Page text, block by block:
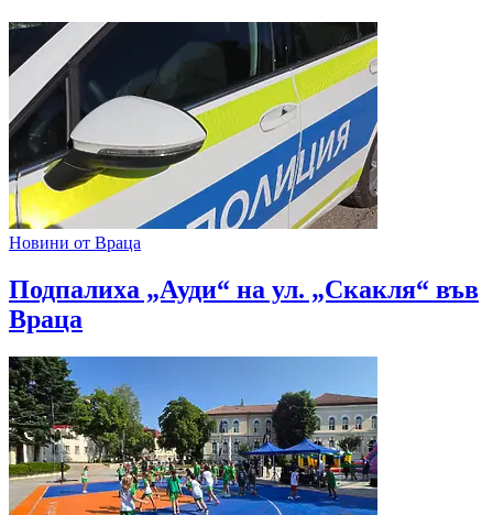
Новини от Враца
Подпалиха „Ауди“ на ул. „Скакля“ във
Враца